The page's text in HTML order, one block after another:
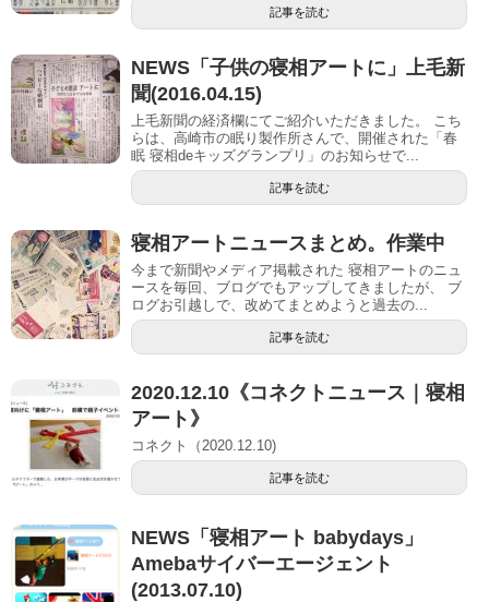
記事を読む
NEWS「子供の寝相アートに」上毛新
聞(2016.04.15)
上毛新聞の経済欄にてご紹介いただきました。 こち
らは、高崎市の眠り製作所さんで、開催された「春
眠 寝相deキッズグランプリ」のお知らせで...
記事を読む
寝相アートニュースまとめ。作業中
今まで新聞やメディア掲載された 寝相アートのニュ
ースを毎回、ブログでもアップしてきましたが、 ブ
ログお引越しで、改めてまとめようと過去の...
記事を読む
2020.12.10《コネクトニュース｜寝相
アート》
コネクト（2020.12.10)
記事を読む
NEWS「寝相アート babydays」
Amebaサイバーエージェント
(2013.07.10)